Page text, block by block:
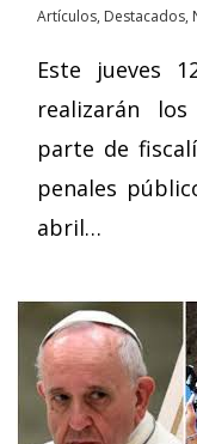
Artículos, Destacados,
Este jueves
realizarán
parte de
penales
abril…